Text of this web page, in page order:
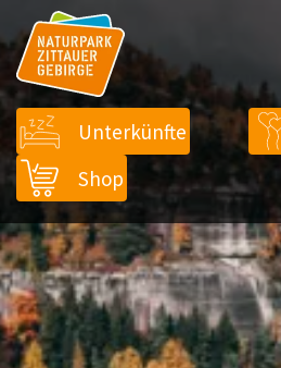
Unterkünfte
Shop